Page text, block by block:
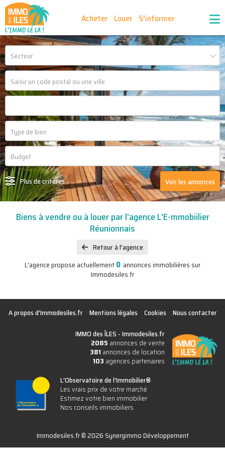
Acheter Louer S'informer
Nos outils Ma sélection d'annonces
Recrutement Partenaires
Secteur
Plus de critères Voir les annonces
Biens à vendre ou à louer par l'agence L'E-mmobiilier
Réunionnais
Retour à l'agence
L'agence propose actuellement0 annonces immobilières sur
Immodesiles.fr
A propos d'Immodesiles.fr Mentions légales Cookies
Nous contacter
IMMO des ÎLES -Immodesiles.fr
2085 annonces de vente
381 annonces de location
103 agences partenaires
L'Observatoire de l'Immobilier®
Les vrais prix de votre marché
Estimez votre bien immobilier
Nos conseils immobiliers
Immodesiles.fr © 2026 Synergimmo Développement